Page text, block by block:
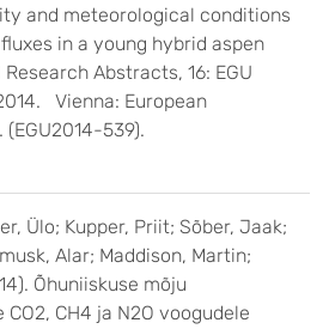
and meteorological conditions
in a young hybrid aspen
Abstracts, 16: EGU
Vienna: European
539).
Ülo; Kupper, Priit; Sõber, Jaak;
Alar; Maddison, Martin;
Õhuniiskuse mõju
CH4 ja N2O voogudele